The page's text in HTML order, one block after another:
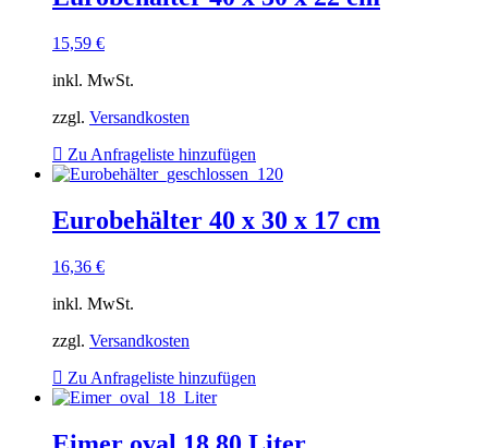
15,59 €
inkl. MwSt.
zzgl. Versandkosten
Zu Anfrageliste hinzufügen
Eurobehälter 40 x 30 x 17 cm
16,36 €
inkl. MwSt.
zzgl. Versandkosten
Zu Anfrageliste hinzufügen